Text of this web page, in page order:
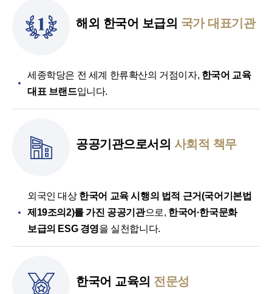
해외 한국어 보급의 국가 대표기관
세종학당은 전 세계 한류확산의 거점이자, 한국어 교육
대표 브랜드입니다.
공공기관으로서의 사회적 책무
외국인 대상 한국어 교육 시행의 법적 근거(국어기본법
제19조의2)를 가진 공공기관으로, 한국어·한국문화
보급의 ESG 경영을 실천합니다.
한국어 교육의 전문성